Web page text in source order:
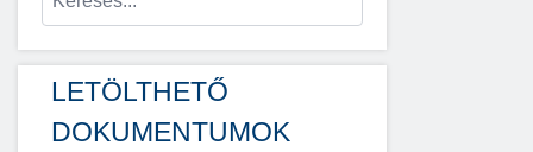
LETÖLTHETŐ
DOKUMENTUMOK